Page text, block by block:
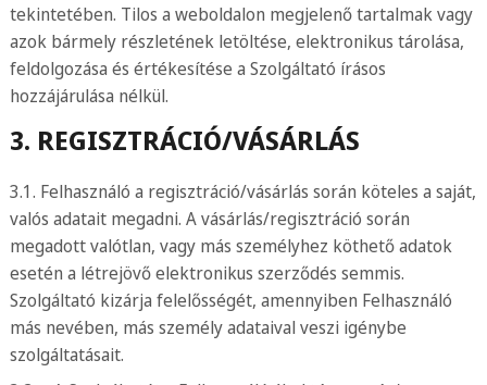
tekintetében. Tilos a weboldalon megjelenő tartalmak vagy
azok bármely részletének letöltése, elektronikus tárolása,
feldolgozása és értékesítése a Szolgáltató írásos
hozzájárulása nélkül.
3. REGISZTRÁCIÓ/VÁSÁRLÁS
3.1. Felhasználó a regisztráció/vásárlás során köteles a saját,
valós adatait megadni. A vásárlás/regisztráció során
megadott valótlan, vagy más személyhez köthető adatok
esetén a létrejövő elektronikus szerződés semmis.
Szolgáltató kizárja felelősségét, amennyiben Felhasználó
más nevében, más személy adataival veszi igénybe
szolgáltatásait.